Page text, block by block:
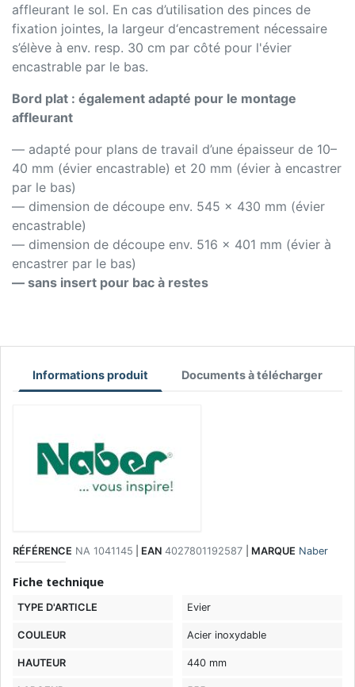
affleurant le sol. En cas d’utilisation des pinces de
fixation jointes, la largeur d‘encastrement nécessaire
s’élève à env. resp. 30 cm par côté pour l'évier
encastrable par le bas.
Bord plat : également adapté pour le montage
affleurant
— adapté pour plans de travail d’une épaisseur de 10–
40 mm (évier encastrable) et 20 mm (évier à encastrer
par le bas)
— dimension de découpe env. 545 x 430 mm (évier
encastrable)
— dimension de découpe env. 516 x 401 mm (évier à
encastrer par le bas)
— sans insert pour bac à restes
Informations produit Documents à télécharger
RÉFÉRENCE NA 1041145 EAN 4027801192587 MARQUE Naber
Fiche technique
TYPE D'ARTICLE Evier
COULEUR Acier inoxydable
HAUTEUR 440 mm